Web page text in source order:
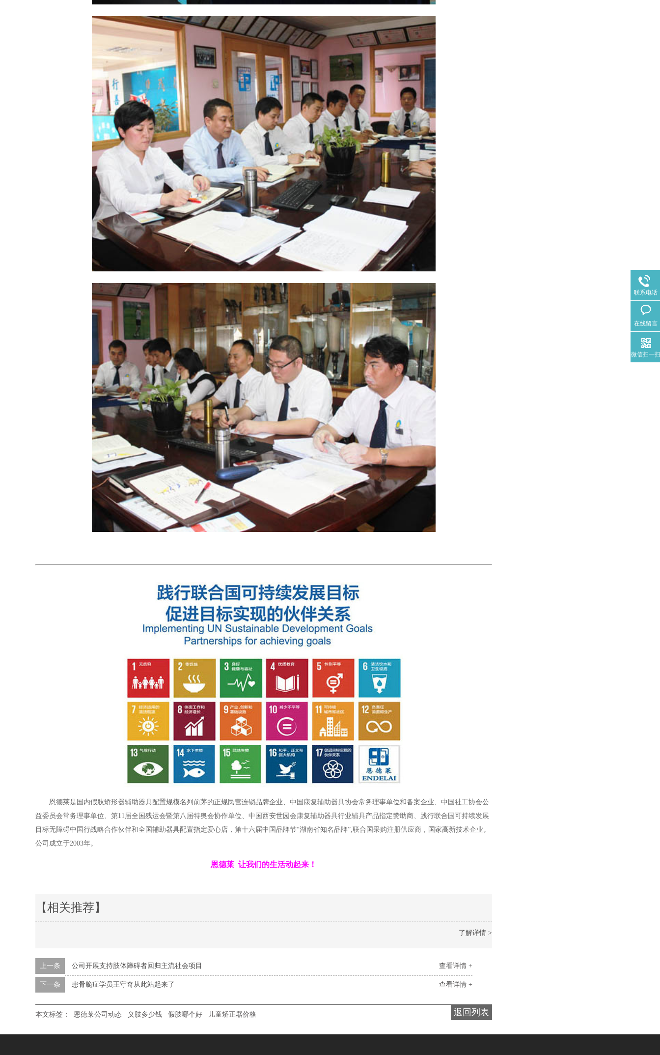
恩德莱是国内假肢矫形器辅助器具配置规模名列前茅的正规民营连锁品牌企业、中国康复辅助器具协会常务理事单位和备案企业、中国社工协会公
益委员会常务理事单位、第11届全国残运会暨第八届特奥会协作单位、中国西安世园会康复辅助器具行业辅具产品指定赞助商、践行联合国可持续发展
目标无障碍中国行战略合作伙伴和全国辅助器具配置指定爱心店，第十六届中国品牌节“湖南省知名品牌”,联合国采购注册供应商，国家高新技术企业。
公司成立于2003年。
恩德莱 让我们的生活动起来！
【相关推荐】
了解详情 >
查看详情 +
上一条 公司开展支持肢体障碍者回归主流社会项目
查看详情 +
下一条 患骨脆症学员王守奇从此站起来了
返回列表
本文标签： 恩德莱公司动态 义肢多少钱 假肢哪个好 儿童矫正器价格
联系电话
在线留言
微信扫一扫